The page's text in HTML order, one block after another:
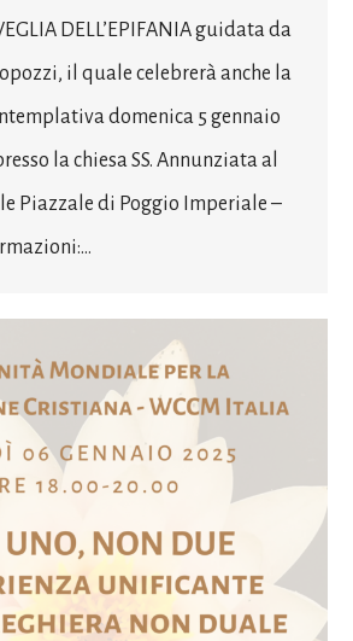
DELL’EPIFANIA guidata da
il quale celebrerà anche la
domenica 5 gennaio
la chiesa SS. Annunziata al
Piazzale di Poggio Imperiale –